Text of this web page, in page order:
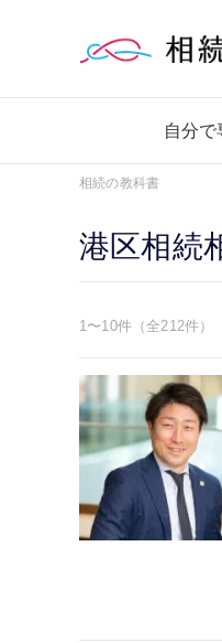
自分で
相続の教科書
港区相続
1〜10件（全212件）